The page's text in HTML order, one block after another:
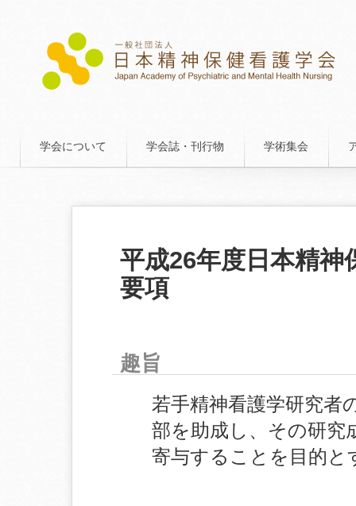
学会について 学会誌・刊行物 学術集会
平成26年度日本精神
要項
趣旨
若手精神看護学研究者
部を助成し、その研究
寄与することを目的と